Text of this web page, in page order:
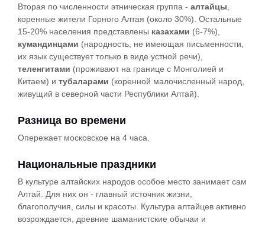
Вторая по численности этническая группа - алтайцы,
коренные жители Горного Алтая (около 30%). Остальные
15-20% населения представлены казахами (6-7%),
кумандинцами (народность, не имеющая письменности,
их язык существует только в виде устной речи),
теленгитами (проживают на границе с Монголией и
Китаем) и тубаларами (коренной малочисленный народ,
живущий в северной части Республики Алтай).
Разница во времени
Опережает московское на 4 часа.
Национальные праздники
В культуре алтайских народов особое место занимает сам
Алтай. Для них он - главный источник жизни,
благополучия, силы и красоты. Культура алтайцев активно
возрождается, древние шаманистские обычаи и